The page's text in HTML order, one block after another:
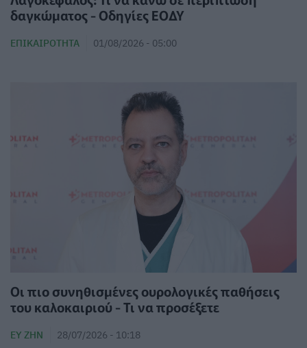
δαγκώματος - Οδηγίες ΕΟΔΥ
ΕΠΙΚΑΙΡΌΤΗΤΑ 01/08/2026 - 05:00
Οι πιο συνηθισμένες ουρολογικές παθήσεις
του καλοκαιριού - Τι να προσέξετε
ΕΥ ΖΗΝ 28/07/2026 - 10:18